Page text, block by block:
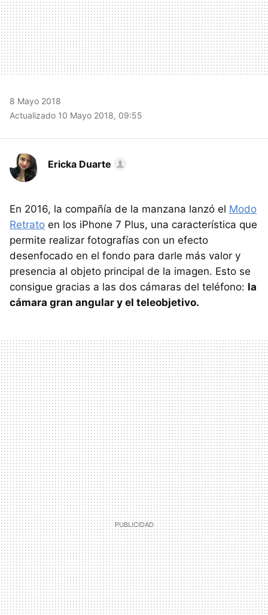
8 Mayo 2018
Actualizado 10 Mayo 2018, 09:55
Ericka Duarte
En 2016, la compañía de la manzana lanzó el Modo
Retrato en los iPhone 7 Plus, una característica que
permite realizar fotografías con un efecto
desenfocado en el fondo para darle más valor y
presencia al objeto principal de la imagen. Esto se
consigue gracias a las dos cámaras del teléfono: la
cámara gran angular y el teleobjetivo.